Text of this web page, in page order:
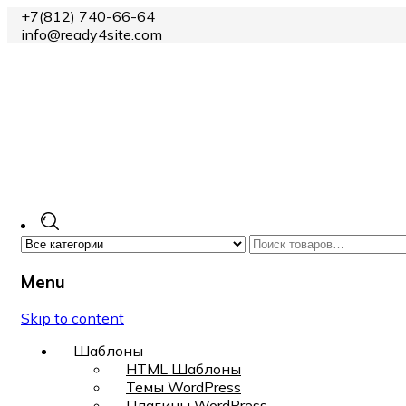
+7(812) 740-66-64
info@ready4site.com
Menu
Skip to content
Шаблоны
HTML Шаблоны
Темы WordPress